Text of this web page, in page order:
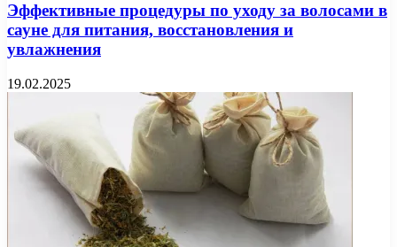
Эффективные процедуры по уходу за волосами в
сауне для питания, восстановления и
увлажнения
19.02.2025